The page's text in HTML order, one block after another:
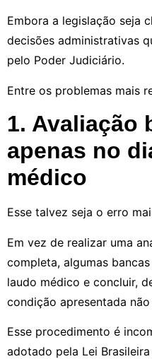
Embora a legislação seja
decisões administrativas
pelo Poder Judiciário.
Entre os problemas mais
1. Avaliação
apenas no
médico
Esse talvez seja o erro
Em vez de realizar uma
completa, algumas
laudo médico e concluir,
condição apresentada
Esse procedimento é
adotado pela Lei